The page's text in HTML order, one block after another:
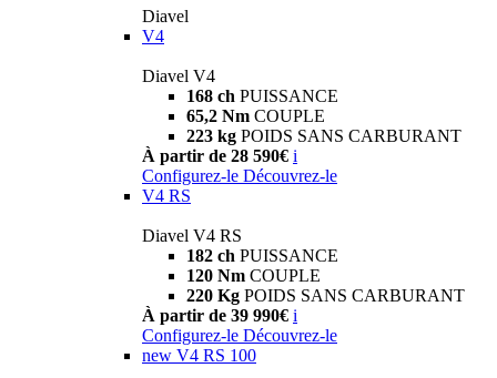
Diavel
V4
Diavel V4
168 ch PUISSANCE
65,2 Nm COUPLE
223 kg POIDS SANS CARBURANT
À partir de 28 590€ i
Configurez-le Découvrez-le
V4 RS
Diavel V4 RS
182 ch PUISSANCE
120 Nm COUPLE
220 Kg POIDS SANS CARBURANT
À partir de 39 990€ i
Configurez-le Découvrez-le
new V4 RS 100